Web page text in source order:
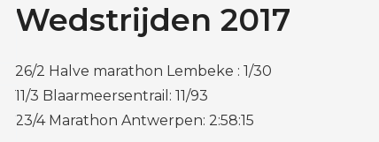
Wedstrijden 2017
26/2 Halve marathon Lembeke : 1/30
11/3 Blaarmeersentrail: 11/93
23/4 Marathon Antwerpen: 2:58:15